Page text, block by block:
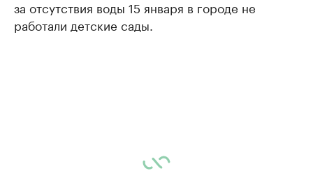
за отсутствия воды 15 января в городе не
работали детские сады.